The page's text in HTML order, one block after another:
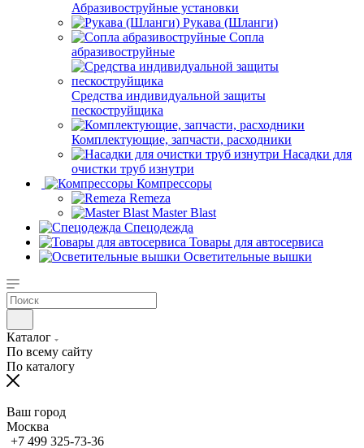
Абразивоструйные установки
Рукава (Шланги)
Сопла
абразивоструйные
Средства индивидуальной защиты
пескоструйщика
Комплектующие, запчасти, расходники
Насадки для
очистки труб изнутри
Компрессоры
Remeza
Master Blast
Спецодежда
Товары для автосервиса
Осветительные вышки
Каталог
По всему сайту
По каталогу
Ваш город
Москва
+7 499 325-73-36